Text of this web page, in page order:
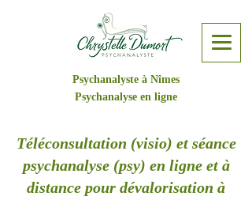
Psychanalyste à Nîmes
Psychanalyse en ligne
Téléconsultation (visio) et séance
psychanalyse (psy) en ligne et à
distance pour dévalorisation à